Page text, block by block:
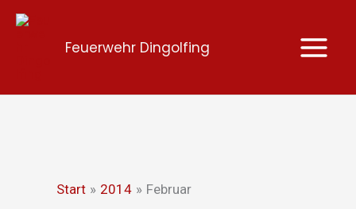
Zum
Feuerwehr Dingolfing
Start 2014 Februar